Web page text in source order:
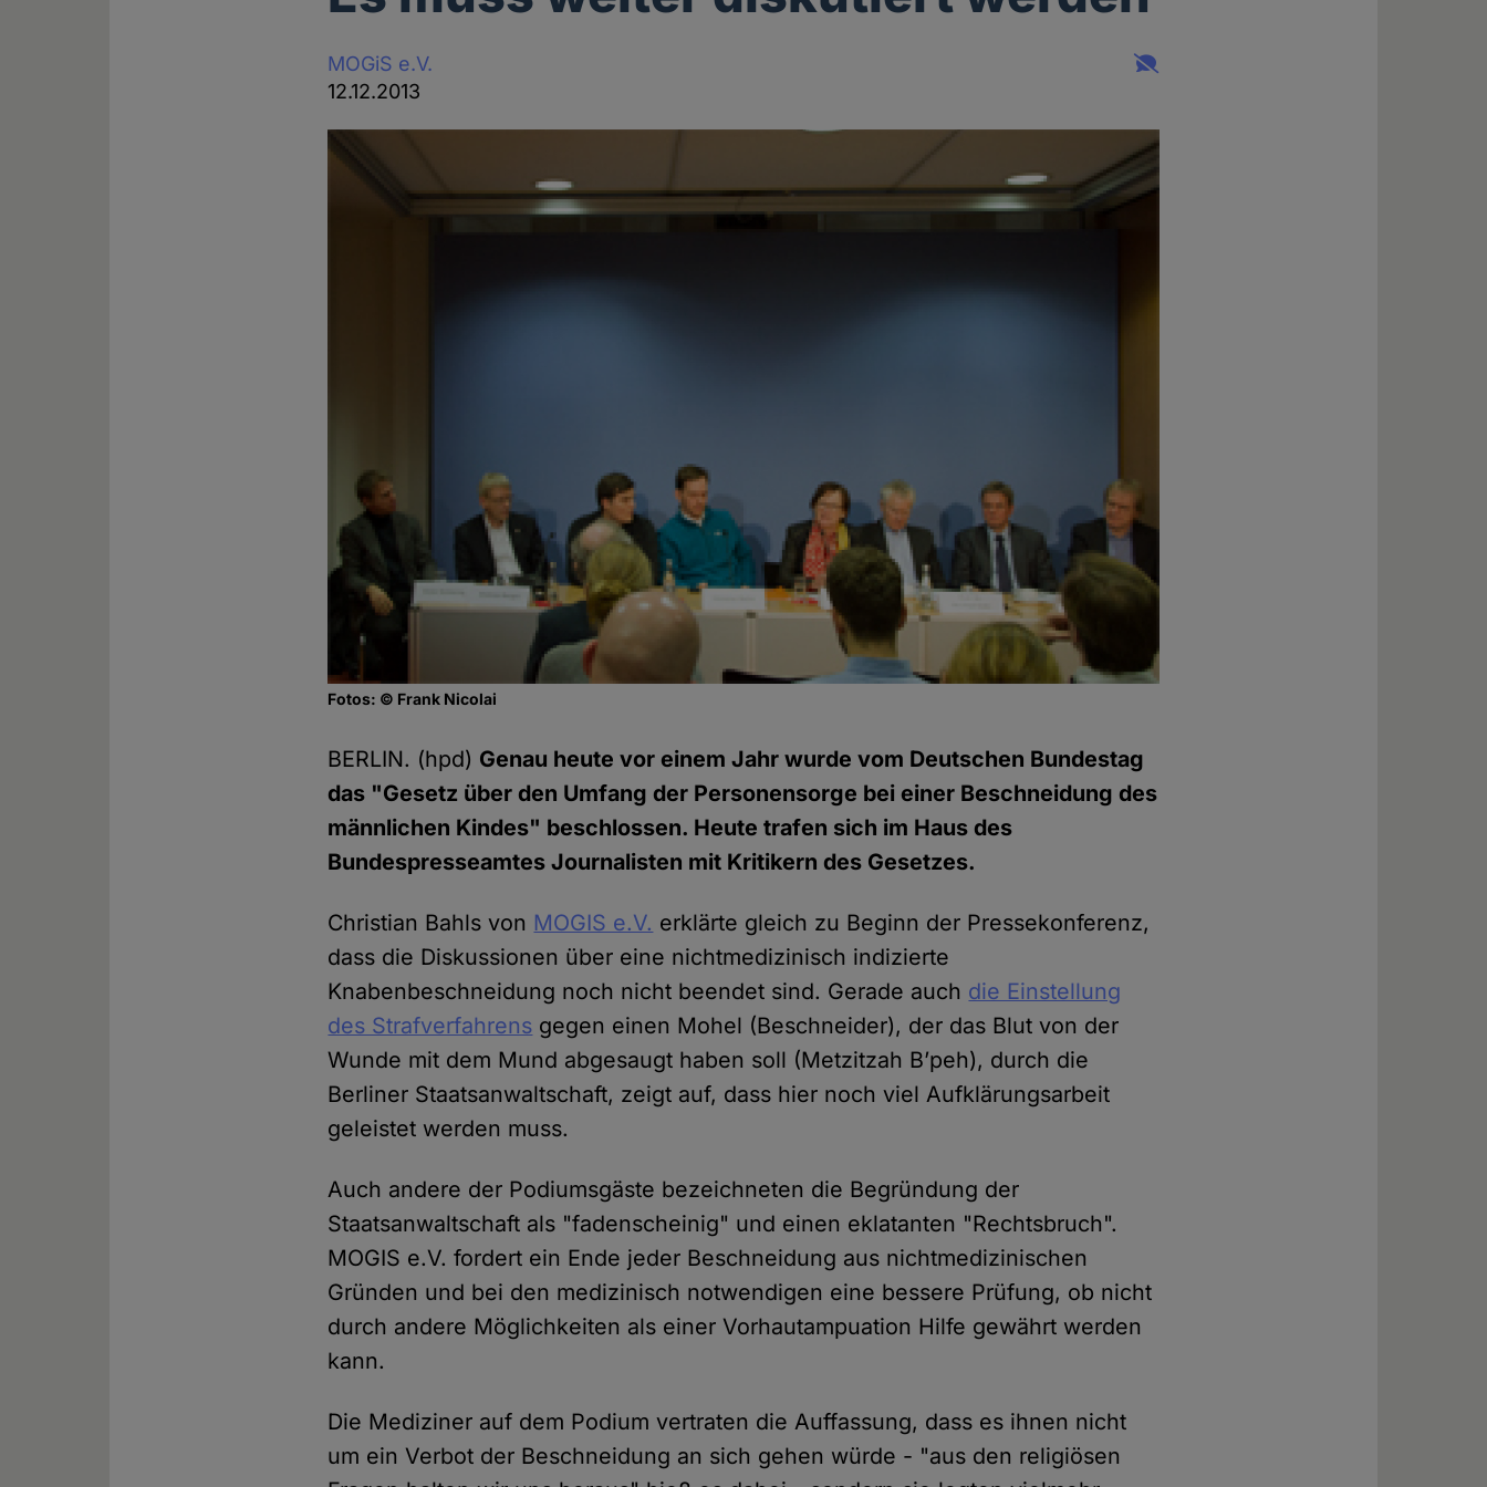
MOGiS e.V.
12.12.2013
Fotos: © Frank Nicolai
BERLIN. (hpd) Genau heute vor einem Jahr wurde vom Deutschen Bundestag
das "Gesetz über den Umfang der Personensorge bei einer Beschneidung des
männlichen Kindes" beschlossen. Heute trafen sich im Haus des
Bundespresseamtes Journalisten mit Kritikern des Gesetzes.
Christian Bahls von MOGIS e.V. erklärte gleich zu Beginn der Pressekonferenz,
dass die Diskussionen über eine nichtmedizinisch indizierte
Knabenbeschneidung noch nicht beendet sind. Gerade auch die Einstellung
des Strafverfahrens gegen einen Mohel (Beschneider), der das Blut von der
Wunde mit dem Mund abgesaugt haben soll (Metzitzah B’peh), durch die
Berliner Staatsanwaltschaft, zeigt auf, dass hier noch viel Aufklärungsarbeit
geleistet werden muss.
Auch andere der Podiumsgäste bezeichneten die Begründung der
Staatsanwaltschaft als "fadenscheinig" und einen eklatanten "Rechtsbruch".
MOGIS e.V. fordert ein Ende jeder Beschneidung aus nichtmedizinischen
Gründen und bei den medizinisch notwendigen eine bessere Prüfung, ob nicht
durch andere Möglichkeiten als einer Vorhautampuation Hilfe gewährt werden
kann.
Die Mediziner auf dem Podium vertraten die Auffassung, dass es ihnen nicht
um ein Verbot der Beschneidung an sich gehen würde - "aus den religiösen